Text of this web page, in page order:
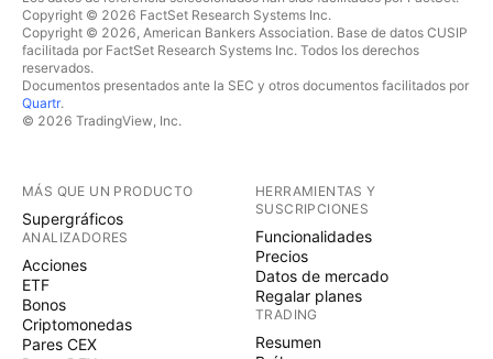
Copyright © 2026 FactSet Research Systems Inc.
Copyright © 2026, American Bankers Association. Base de datos CUSIP
facilitada por FactSet Research Systems Inc. Todos los derechos
reservados.
Documentos presentados ante la SEC y otros documentos facilitados por
Quartr.
© 2026 TradingView, Inc.
MÁS QUE UN PRODUCTO
Supergráficos
ANALIZADORES
Acciones
ETF
Bonos
Criptomonedas
Pares CEX
HERRAMIENTAS Y
SUSCRIPCIONES
Funcionalidades
Precios
Datos de mercado
Regalar planes
TRADING
Resumen